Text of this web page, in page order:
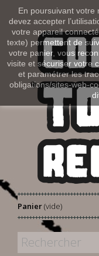
En poursuivant votre
devez accepter
votre appareil
texte) permettent de
votre panier, vous
visite et sécuriser votre
et paramétrer les
obligations/sites-web-
Panier(vide)